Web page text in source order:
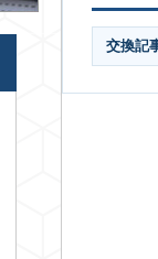
交換記